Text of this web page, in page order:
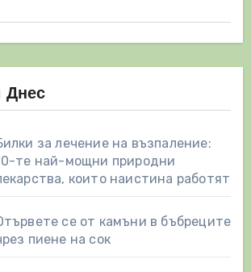
Днес
за лечение на възпаление:
те най-мощни природни
които наистина работят
се от камъни в бъбреците
пиене на сок